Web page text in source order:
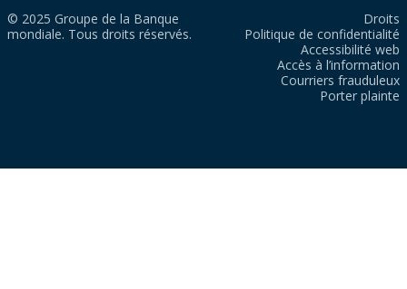
© 2025 Groupe de la Banque
mondiale. Tous droits réservés.
Droits
Politique de confidentialité
Accessibilité web
Accès à l’information
Courriers frauduleux
Porter plainte